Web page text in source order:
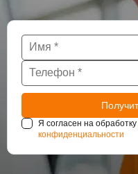
Я согласен на обработку
конфиденциальности